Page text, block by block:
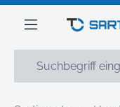
springen